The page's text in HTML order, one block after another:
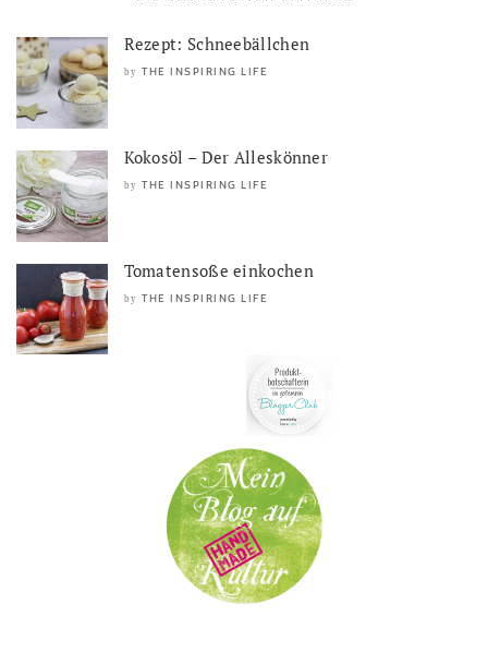
Rezept: Schneebällchen
by THE INSPIRING LIFE
Kokosöl – Der Alleskönner
by THE INSPIRING LIFE
Tomatensoße einkochen
by THE INSPIRING LIFE